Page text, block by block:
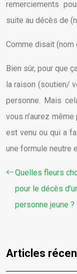
remerciements
suite au décès de
Comme disait (nom
Bien sûr, pour que
la raison (soutien/
personne. Mais
vous n’aurez
est venu ou qui a
une formule neutre
Quelles fleurs
pour le décès
personne jeune ?
Articles